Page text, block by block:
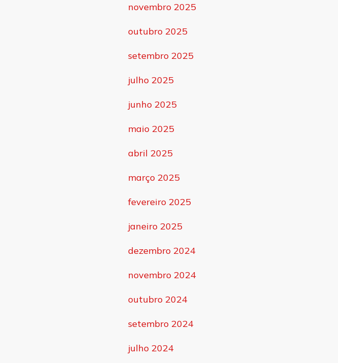
novembro 2025
outubro 2025
setembro 2025
julho 2025
junho 2025
maio 2025
abril 2025
março 2025
fevereiro 2025
janeiro 2025
dezembro 2024
novembro 2024
outubro 2024
setembro 2024
julho 2024